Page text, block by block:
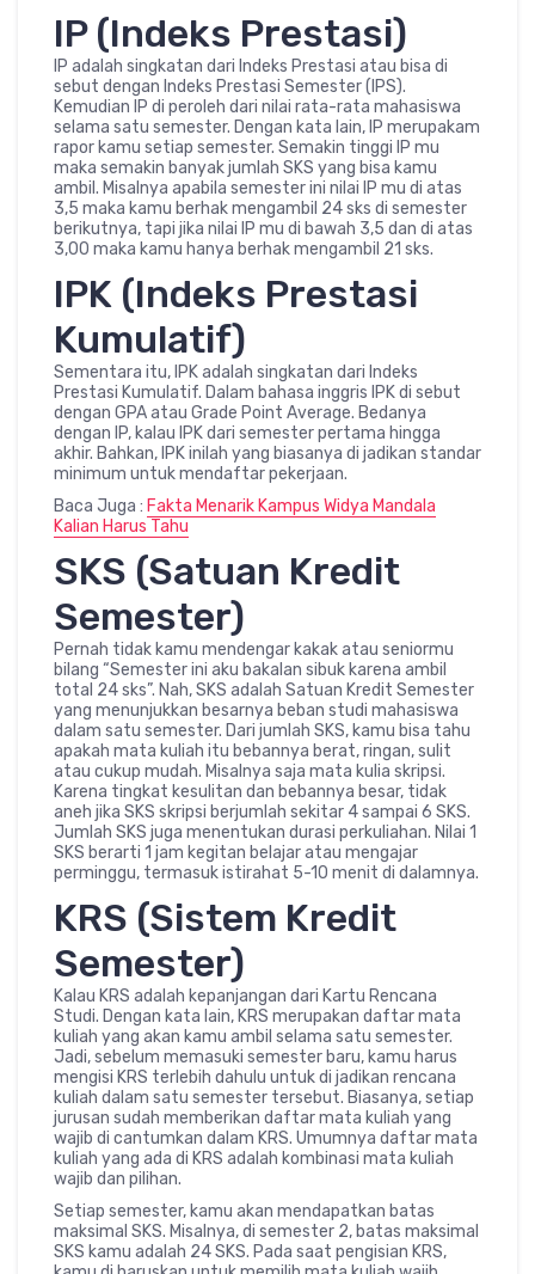
IP (Indeks Prestasi)
IP adalah singkatan dari Indeks Prestasi atau bisa di
sebut dengan Indeks Prestasi Semester (IPS).
Kemudian IP di peroleh dari nilai rata-rata mahasiswa
selama satu semester. Dengan kata lain, IP merupakam
rapor kamu setiap semester. Semakin tinggi IP mu
maka semakin banyak jumlah SKS yang bisa kamu
ambil. Misalnya apabila semester ini nilai IP mu di atas
3,5 maka kamu berhak mengambil 24 sks di semester
berikutnya, tapi jika nilai IP mu di bawah 3,5 dan di atas
3,00 maka kamu hanya berhak mengambil 21 sks.
IPK (Indeks Prestasi
Kumulatif)
Sementara itu, IPK adalah singkatan dari Indeks
Prestasi Kumulatif. Dalam bahasa inggris IPK di sebut
dengan GPA atau Grade Point Average. Bedanya
dengan IP, kalau IPK dari semester pertama hingga
akhir. Bahkan, IPK inilah yang biasanya di jadikan standar
minimum untuk mendaftar pekerjaan.
Baca Juga : Fakta Menarik Kampus Widya Mandala
Kalian Harus Tahu
SKS (Satuan Kredit
Semester)
Pernah tidak kamu mendengar kakak atau seniormu
bilang “Semester ini aku bakalan sibuk karena ambil
total 24 sks”. Nah, SKS adalah Satuan Kredit Semester
yang menunjukkan besarnya beban studi mahasiswa
dalam satu semester. Dari jumlah SKS, kamu bisa tahu
apakah mata kuliah itu bebannya berat, ringan, sulit
atau cukup mudah. Misalnya saja mata kulia skripsi.
Karena tingkat kesulitan dan bebannya besar, tidak
aneh jika SKS skripsi berjumlah sekitar 4 sampai 6 SKS.
Jumlah SKS juga menentukan durasi perkuliahan. Nilai 1
SKS berarti 1 jam kegitan belajar atau mengajar
perminggu, termasuk istirahat 5-10 menit di dalamnya.
KRS (Sistem Kredit
Semester)
Kalau KRS adalah kepanjangan dari Kartu Rencana
Studi. Dengan kata lain, KRS merupakan daftar mata
kuliah yang akan kamu ambil selama satu semester.
Jadi, sebelum memasuki semester baru, kamu harus
mengisi KRS terlebih dahulu untuk di jadikan rencana
kuliah dalam satu semester tersebut. Biasanya, setiap
jurusan sudah memberikan daftar mata kuliah yang
wajib di cantumkan dalam KRS. Umumnya daftar mata
kuliah yang ada di KRS adalah kombinasi mata kuliah
wajib dan pilihan.
Setiap semester, kamu akan mendapatkan batas
maksimal SKS. Misalnya, di semester 2, batas maksimal
SKS kamu adalah 24 SKS. Pada saat pengisian KRS,